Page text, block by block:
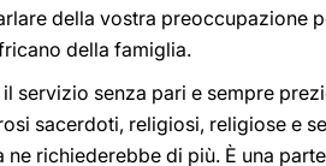
della vostra preoccupazione
della famiglia.
servizio senza pari e sempre
sacerdoti, religiosi, religiose e
richiederebbe di più. È una